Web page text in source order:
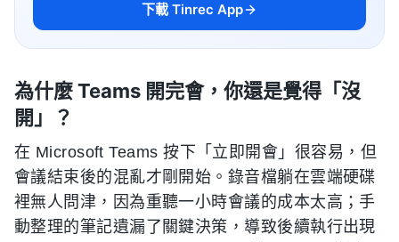
下載 Tinrec App
為什麼 Teams 開完會，你還是覺得「沒
開」？
在 Microsoft Teams 按下「立即開會」很容易，但
會議結束後的混亂才剛開始。錄音檔躺在雲端硬碟
裡無人問津，因為重聽一小時會議的成本太高；手
動整理的筆記遺漏了關鍵決策，導致後續執行出現